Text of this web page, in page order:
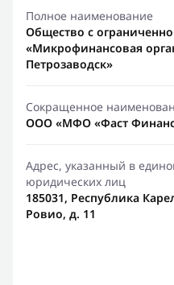
Полное наименование
Общество с
«Микрофинансовая
Петрозаводск»
Сокращенное
ООО «МФО «Фаст Финанс
Адрес, указанный в
юридических лиц
185031, Республика
Ровио, д. 11